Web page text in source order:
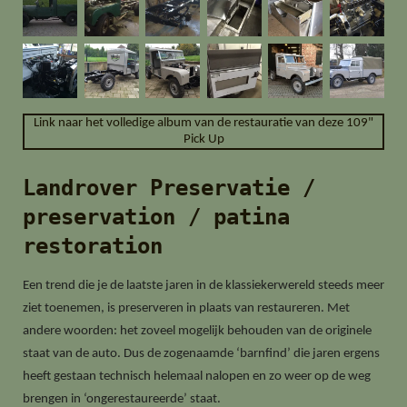
Link naar het volledige album van de restauratie van deze 109"
Pick Up
Landrover Preservatie /
preservation / patina
restoration
Een trend die je de laatste jaren in de klassiekerwereld steeds meer
ziet toenemen, is preserveren in plaats van restaureren. Met
andere woorden: het zoveel mogelijk behouden van de originele
staat van de auto. Dus de zogenaamde ‘barnfind’ die jaren ergens
heeft gestaan technisch helemaal nalopen en zo weer op de weg
brengen in ‘ongerestaureerde’ staat.